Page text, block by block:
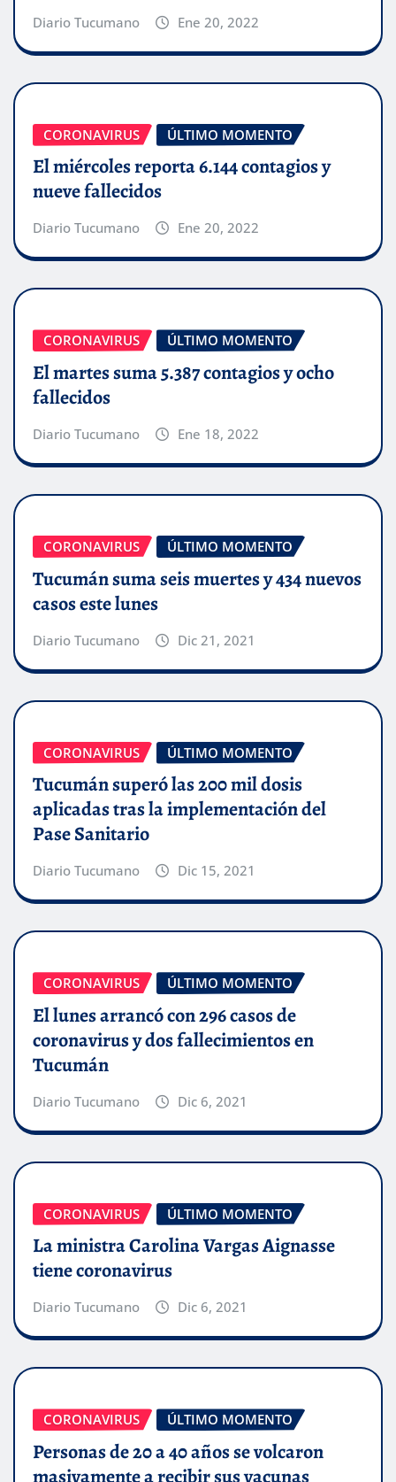
Diario Tucumano Ene 20, 2022
CORONAVIRUS ÚLTIMO MOMENTO
El miércoles reporta 6.144 contagios y
nueve fallecidos
Diario Tucumano Ene 20, 2022
CORONAVIRUS ÚLTIMO MOMENTO
El martes suma 5.387 contagios y ocho
fallecidos
Diario Tucumano Ene 18, 2022
CORONAVIRUS ÚLTIMO MOMENTO
Tucumán suma seis muertes y 434 nuevos
casos este lunes
Diario Tucumano Dic 21, 2021
CORONAVIRUS ÚLTIMO MOMENTO
Tucumán superó las 200 mil dosis
aplicadas tras la implementación del
Pase Sanitario
Diario Tucumano Dic 15, 2021
CORONAVIRUS ÚLTIMO MOMENTO
El lunes arrancó con 296 casos de
coronavirus y dos fallecimientos en
Tucumán
Diario Tucumano Dic 6, 2021
CORONAVIRUS ÚLTIMO MOMENTO
La ministra Carolina Vargas Aignasse
tiene coronavirus
Diario Tucumano Dic 6, 2021
CORONAVIRUS ÚLTIMO MOMENTO
Personas de 20 a 40 años se volcaron
masivamente a recibir sus vacunas